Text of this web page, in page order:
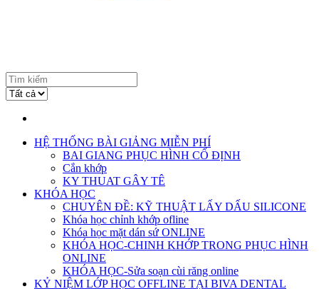
HỆ THỐNG BÀI GIẢNG MIỄN PHÍ
BAI GIANG PHỤC HÌNH CỐ ĐỊNH
Cắn khớp
KY THUAT GÂY TÊ
KHÓA HỌC
CHUYÊN ĐỀ: KỸ THUẬT LẤY DẤU SILICONE
Khóa học chỉnh khớp ofline
Khóa học mặt dán sứ ONLINE
KHÓA HỌC-CHINH KHỚP TRONG PHỤC HÌNH
ONLINE
KHÓA HỌC-Sửa soạn cùi răng online
KỶ NIỆM LỚP HỌC OFFLINE TẠI BIVA DENTAL